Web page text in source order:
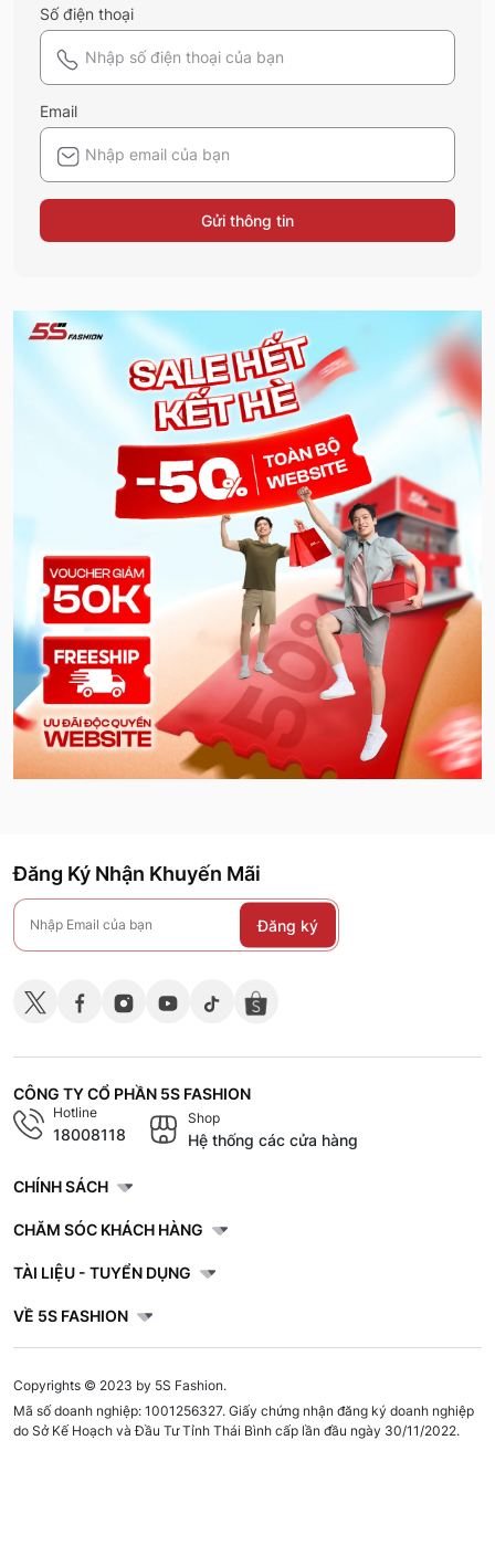
Số điện thoại
Email
Gửi thông tin
Đăng Ký Nhận Khuyến Mãi
Đăng ký
CÔNG TY CỔ PHẦN 5S FASHION
Hotline
18008118
Shop
Hệ thống các cửa hàng
CHÍNH SÁCH
CHĂM SÓC KHÁCH HÀNG
TÀI LIỆU - TUYỂN DỤNG
VỀ 5S FASHION
Copyrights © 2023 by 5S Fashion.
Mã số doanh nghiệp: 1001256327. Giấy chứng nhận đăng ký doanh nghiệp
do Sở Kế Hoạch và Đầu Tư Tỉnh Thái Bình cấp lần đầu ngày 30/11/2022.